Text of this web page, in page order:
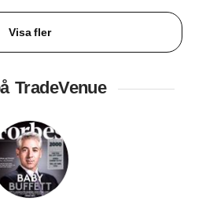
Visa fler
TradeVenue